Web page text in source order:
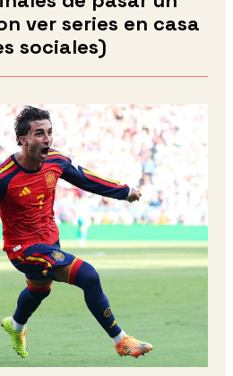
ver series en casa
sociales)